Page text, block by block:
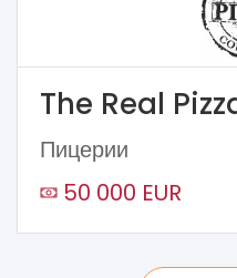
The Real
Пицерии
50 000 EUR